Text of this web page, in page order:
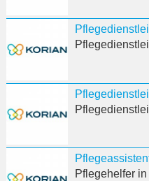
Pflegehelferin